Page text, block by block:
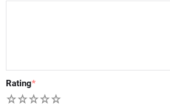
Rating*
5
4
3
2